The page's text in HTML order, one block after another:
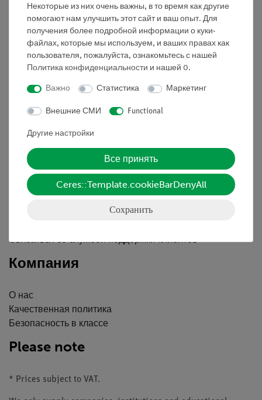
Nach oben
Информация
Контактное лицо
Декларация о конфиденциальности
Вводные данные
Обслуживание
Краткий обзор услуг
Скачать
Связаться со службой поддержки клиентов
Компания
О нас
Качественная политика
Безопасность в классе
Please note
* Prices subject to VAT.
Некоторые из них очень важны, в то время как другие
помогают нам улучшить этот сайт и ваш опыт. Для
получения более подробной информации о куки-
файлах, которые мы используем, и ваших правах как
пользователя, пожалуйста, ознакомьтесь с нашей
Политика конфиденциальности и нашей 0.
Важно Статистика Маркетинг
Внешние СМИ Functional
Другие настройки
Все принять
Ceres::Template.cookieBarDenyAll
Сохранить